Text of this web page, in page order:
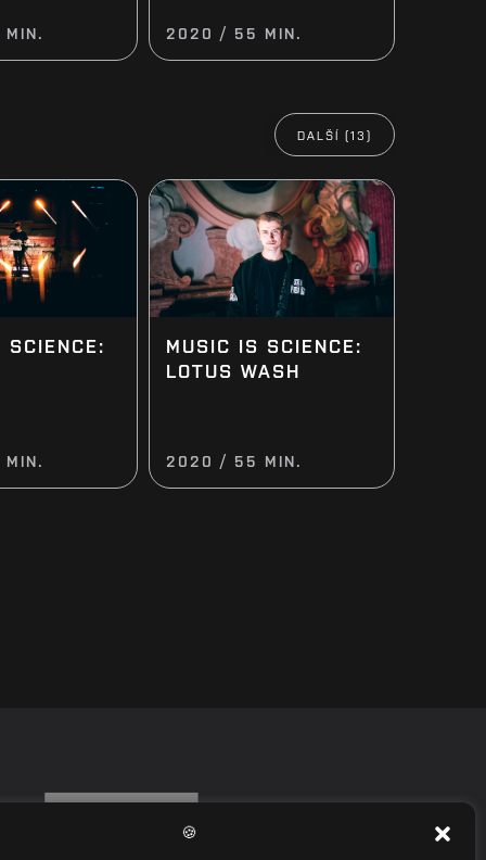
🍪
2020 / 55 MIN.
DALŠÍ (13)
MUSIC IS SCIENCE:
LOTUS WASH
2020 / 55 MIN.